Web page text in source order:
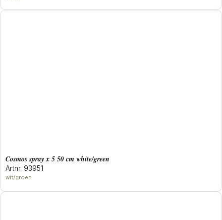
cosmos spray x 5 50 cm white/green
Artnr. 93951
wit/groen